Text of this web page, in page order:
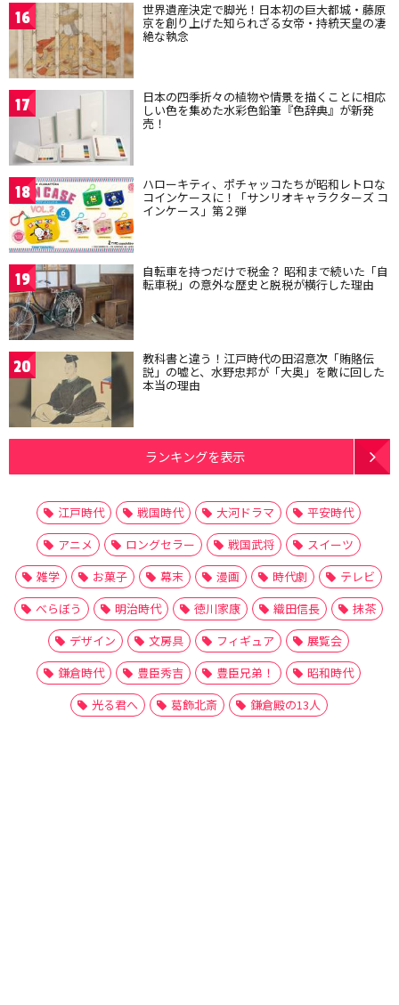
16 世界遺産決定で脚光！日本初の巨大都城・藤原
京を創り上げた知られざる女帝・持統天皇の凄
絶な執念
17 日本の四季折々の植物や情景を描くことに相応
しい色を集めた水彩色鉛筆『色辞典』が新発
売！
18 ハローキティ、ポチャッコたちが昭和レトロな
コインケースに！「サンリオキャラクターズ コ
インケース」第２弾
19 自転車を持つだけで税金？ 昭和まで続いた「自
転車税」の意外な歴史と脱税が横行した理由
20 教科書と違う！江戸時代の田沼意次「賄賂伝
説」の嘘と、水野忠邦が「大奥」を敵に回した
本当の理由
ランキングを表示
江戸時代 戦国時代 大河ドラマ
平安時代
アニメ
ロングセラー 戦国武将
スイーツ
雑学
お菓子 幕末 漫画 時代劇
テレビ
べらぼう
明治時代 徳川家康 織田信長
抹茶
デザイン
文房具 フィギュア
展覧会
鎌倉時代
豊臣秀吉 豊臣兄弟！
昭和時代
光る君へ
葛飾北斎 鎌倉殿の13人